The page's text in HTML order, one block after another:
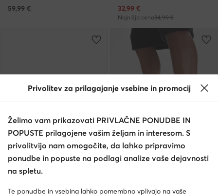
59,99 €
Trenutna cena
32,99 €
Najnižja cena34,99 €
Čevlji za košarko · Črna
Privolitev za prilagajanje vsebine in promocij
Želimo vam prikazovati PRIVLAČNE PONUDBE IN
POPUSTE prilagojene vašim željam in interesom. S
privolitvijo nam omogočite, da lahko pripravimo
ponudbe in popuste na podlagi analize vaše dejavnosti
na spletu.
Te ponudbe in vsebina lahko pomembno vplivajo na vaše